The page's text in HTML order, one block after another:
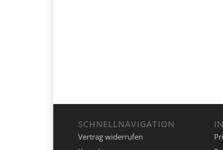
SCHNELLNAVIGATION
Vertrag widerrufen